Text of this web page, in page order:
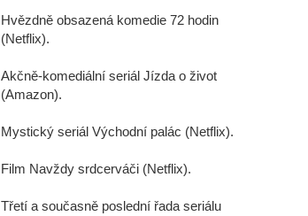
Hvězdně obsazená komedie 72 hodin
(Netflix).
Akčně-komediální seriál Jízda o život
(Amazon).
Mystický seriál Východní palác (Netflix).
Film Navždy srdcerváči (Netflix).
Třetí a současně poslední řada seriálu